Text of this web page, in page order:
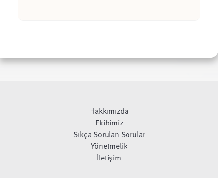
Hakkımızda
Ekibimiz
Sıkça Sorulan Sorular
Yönetmelik
İletişim